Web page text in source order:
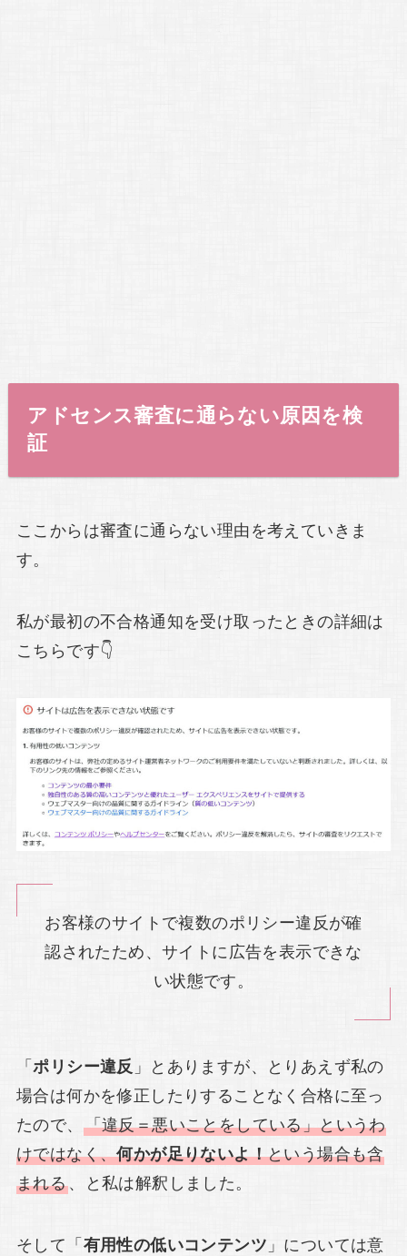
アドセンス審査に通らない原因を検
証
ここからは審査に通らない理由を考えていきま
す。
私が最初の不合格通知を受け取ったときの詳細は
こちらです👇
お客様のサイトで複数のポリシー違反が確
認されたため、サイトに広告を表示できな
い状態です。
「ポリシー違反 」とありますが、とりあえず私の
場合は何かを修正したりすることなく合格に至っ
たので、 「違反＝悪いことをしている」というわ
けではなく、何かが足りないよ！という場合も含
まれる、と私は解釈しました。
そして「 有用性の低いコンテンツ 」については意